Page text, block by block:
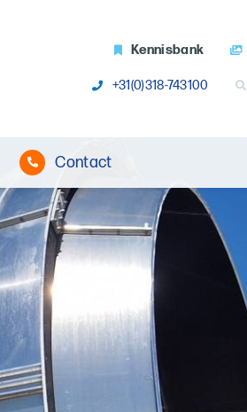
Kennisbank
+31(0)318-743100
Contact